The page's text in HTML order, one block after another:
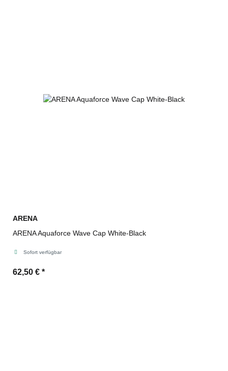
ARENA
ARENA Aquaforce Wave Cap White-Black
Sofort verfügbar
62,50 € *